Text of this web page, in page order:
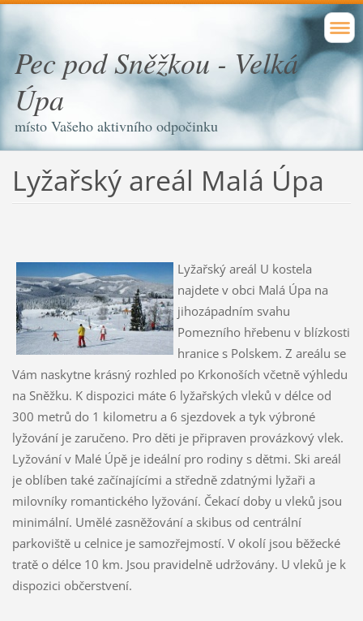
Pec pod Sněžkou - Velká
Úpa
místo Vašeho aktivního odpočinku
Lyžařský areál Malá Úpa
Lyžařský areál U kostela
najdete v obci Malá Úpa na
jihozápadním svahu
Pomezního hřebenu v blízkosti
hranice s Polskem. Z areálu se
Vám naskytne krásný rozhled po Krkonoších včetně výhledu
na Sněžku. K dispozici máte 6 lyžařských vleků v délce od
300 metrů do 1 kilometru a 6 sjezdovek a tyk výbroné
lyžování je zaručeno. Pro děti je připraven provázkový vlek.
Lyžování v Malé Úpě je ideální pro rodiny s dětmi. Ski areál
je oblíben také začínajícími a středně zdatnými lyžaři a
milovníky romantického lyžování. Čekací doby u vleků jsou
minimální. Umělé zasněžování a skibus od centrální
parkoviště u celnice je samozřejmostí. V okolí jsou běžecké
tratě o délce 10 km. Jsou pravidelně udržovány. U vleků je k
dispozici občerstvení.